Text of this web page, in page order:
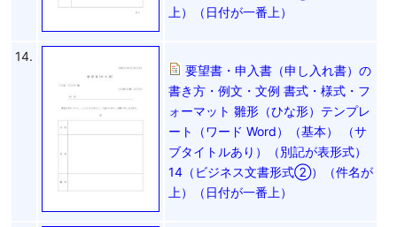
上）（日付が一番上）
14.
要望書・申入書（申し入れ書）の
書き方・例文・文例 書式・様式・フ
ォーマット 雛形（ひな形）テンプレ
ート（ワード Word）（基本） （サ
ブタイトルあり）（別記が表形式）
14（ビジネス文書形式②）（件名が
上）（日付が一番上）